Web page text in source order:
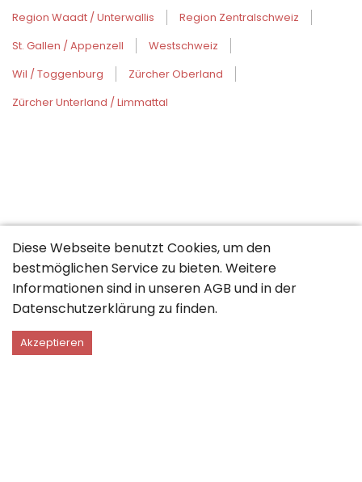
Region Waadt / Unterwallis
Region Zentralschweiz
St. Gallen / Appenzell
Westschweiz
Wil / Toggenburg
Zürcher Oberland
Zürcher Unterland / Limmattal
Diese Webseite benutzt Cookies, um den
bestmöglichen Service zu bieten. Weitere
Informationen sind in unserenAGB und in der
Datenschutzerklärung zu finden.
Akzeptieren